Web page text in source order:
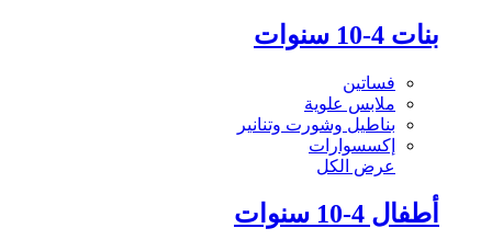
بنات 4-10 سنوات
فساتين
ملابس علوية
بناطيل وشورت وتنانير
إكسسوارات
عرض الكل
أطفال 4-10 سنوات